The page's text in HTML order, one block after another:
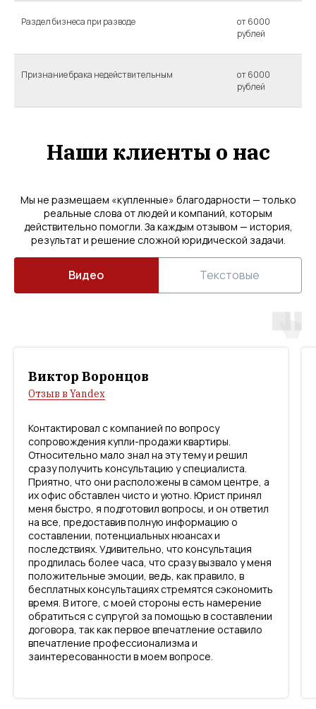
Раздел бизнеса при разводе
от 6000
рублей
Признание брака недействительным
от 6000
рублей
Наши клиенты о нас
Мы не размещаем «купленные» благодарности — только
реальные слова от людей и компаний, которым
действительно помогли. За каждым отзывом — история,
результат и решение сложной юридической задачи.
Видео Текстовые
Виктор Воронцов
Отзыв в Yandex
Контактировал с компанией по вопросу
сопровождения купли-продажи квартиры.
Относительно мало знал на эту тему и решил
сразу получить консультацию у специалиста.
Приятно, что они расположены в самом центре, а
их офис обставлен чисто и уютно. Юрист принял
меня быстро, я подготовил вопросы, и он ответил
на все, предоставив полную информацию о
составлении, потенциальных нюансах и
последствиях. Удивительно, что консультация
продлилась более часа, что сразу вызвало у меня
положительные эмоции, ведь, как правило, в
бесплатных консультациях стремятся сэкономить
время. В итоге, с моей стороны есть намерение
обратиться с супругой за помощью в составлении
договора, так как первое впечатление оставило
впечатление профессионализма и
заинтересованности в моем вопросе.